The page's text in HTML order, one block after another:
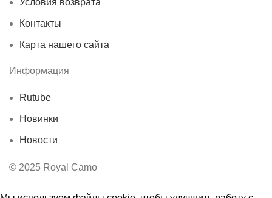
Условия возврата
Контакты
Карта нашего сайта
Информация
Rutube
Новинки
Новости
© 2025 Royal Camo